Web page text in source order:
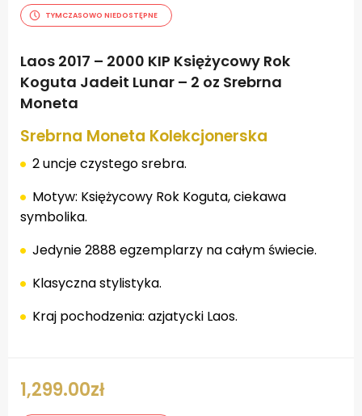
TYMCZASOWO NIEDOSTĘPNE
Laos 2017 – 2000 KIP Księżycowy Rok
Koguta Jadeit Lunar – 2 oz Srebrna
Moneta
Srebrna Moneta Kolekcjonerska
2 uncje czystego srebra.
Motyw: Księżycowy Rok Koguta, ciekawa
symbolika.
Jedynie 2888 egzemplarzy na całym świecie.
Klasyczna stylistyka.
Kraj pochodzenia: azjatycki Laos.
1,299.00zł